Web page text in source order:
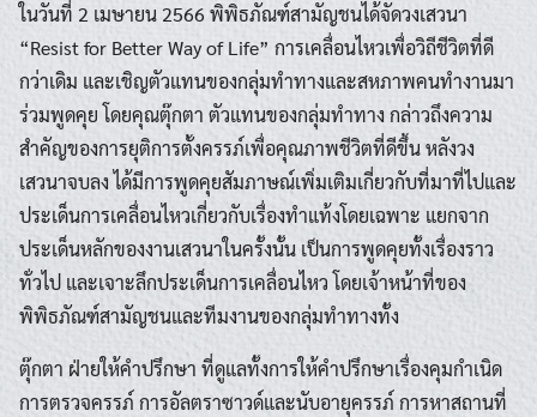
ในวันที่ 2 เมษายน 2566 พิพิธภัณฑ์สามัญชนได้จัดวงเสวนา
“Resist for Better Way of Life” การเคลื่อนไหวเพื่อวิถีชีวิตที่ดี
กว่าเดิม และเชิญตัวแทนของกลุ่มทำทางและสหภาพคนทำงานมา
ร่วมพูดคุย โดยคุณตุ๊กตา ตัวแทนของกลุ่มทำทาง กล่าวถึงความ
สำคัญของการยุติการตั้งครรภ์เพื่อคุณภาพชีวิตที่ดีขึ้น หลังวง
เสวนาจบลง ได้มีการพูดคุยสัมภาษณ์เพิ่มเติมเกี่ยวกับที่มาที่ไปและ
ประเด็นการเคลื่อนไหวเกี่ยวกับเรื่องทำแท้งโดยเฉพาะ แยกจาก
ประเด็นหลักของงานเสวนาในครั้งนั้น เป็นการพูดคุยทั้งเรื่องราว
ทั่วไป และเจาะลึกประเด็นการเคลื่อนไหว โดยเจ้าหน้าที่ของ
พิพิธภัณฑ์สามัญชนและทีมงานของกลุ่มทำทางทั้ง
ตุ๊กตา ฝ่ายให้คำปรึกษา ที่ดูแลทั้งการให้คำปรึกษาเรื่องคุมกำเนิด
การตรวจครรภ์ การอัลตราซาวด์และนับอายุครรภ์ การหาสถานที่